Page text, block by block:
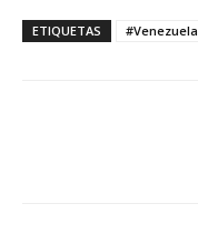
ETIQUETAS #Venezuela